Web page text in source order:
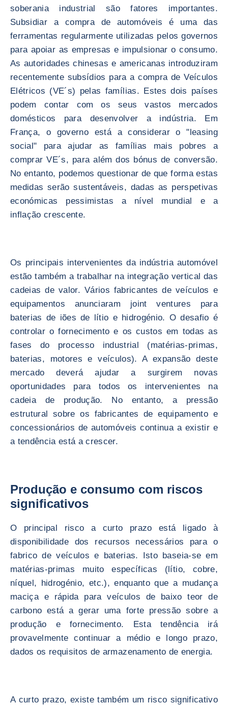
soberania industrial são fatores importantes.
Subsidiar a compra de automóveis é uma das
ferramentas regularmente utilizadas pelos governos
para apoiar as empresas e impulsionar o consumo.
As autoridades chinesas e americanas introduziram
recentemente subsídios para a compra de Veículos
Elétricos (VE´s) pelas famílias. Estes dois países
podem contar com os seus vastos mercados
domésticos para desenvolver a indústria. Em
França, o governo está a considerar o "leasing
social" para ajudar as famílias mais pobres a
comprar VE´s, para além dos bónus de conversão.
No entanto, podemos questionar de que forma estas
medidas serão sustentáveis, dadas as perspetivas
económicas pessimistas a nível mundial e a
inflação crescente.
Os principais intervenientes da indústria automóvel
estão também a trabalhar na integração vertical das
cadeias de valor. Vários fabricantes de veículos e
equipamentos anunciaram joint ventures para
baterias de iões de lítio e hidrogénio. O desafio é
controlar o fornecimento e os custos em todas as
fases do processo industrial (matérias-primas,
baterias, motores e veículos). A expansão deste
mercado deverá ajudar a surgirem novas
oportunidades para todos os intervenientes na
cadeia de produção. No entanto, a pressão
estrutural sobre os fabricantes de equipamento e
concessionários de automóveis continua a existir e
a tendência está a crescer.
Produção e consumo com riscos
significativos
O principal risco a curto prazo está ligado à
disponibilidade dos recursos necessários para o
fabrico de veículos e baterias. Isto baseia-se em
matérias-primas muito específicas (lítio, cobre,
níquel, hidrogénio, etc.), enquanto que a mudança
maciça e rápida para veículos de baixo teor de
carbono está a gerar uma forte pressão sobre a
produção e fornecimento. Esta tendência irá
provavelmente continuar a médio e longo prazo,
dados os requisitos de armazenamento de energia.
A curto prazo, existe também um risco significativo